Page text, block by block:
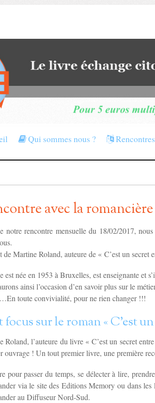
Qui sommes nous ? Rencontres
avec la
notre rencontre mensuelle du 18/02/2017,
de Martine Roland, auteure de « C’est un
est née en 1953 à Bruxelles, est enseignante et
ainsi l’occasion d’en savoir plus sur le
toute convivialité, pour ne rien changer !!!
focus sur le roman « C’est
Roland, l’auteure du livre « C’est un secret
ouvrage ! Un tout premier livre, une première
pour passer du temps, se délecter à lire,
via le site des Editions Memory ou dans
au Diffuseur Nord-Sud.